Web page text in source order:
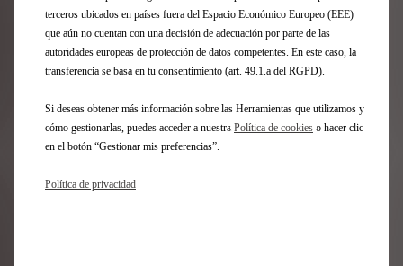
Vehículos 100% eléctricos
Vehículos híbridos enchufables
Vehículos híbridos autorrecargables
Berlinas
Ediciones limitadas
DS 3
terceros ubicados en países fuera del Espacio Económico Europeo (EEE)
que aún no cuentan con una decisión de adecuación por parte de las
autoridades europeas de protección de datos competentes. En este caso, la
transferencia se basa en tu consentimiento (art. 49.1.a del RGPD).
Si deseas obtener más información sobre las Herramientas que utilizamos y
cómo gestionarlas, puedes acceder a nuestra Política de cookies o hacer clic
en el botón “Gestionar mis preferencias”.
Política de privacidad